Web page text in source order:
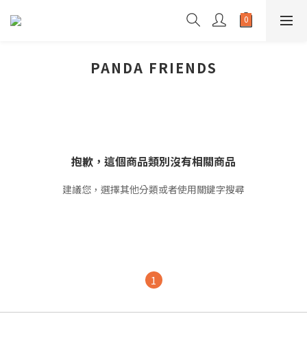
PANDA FRIENDS
抱歉，這個商品類別沒有相關商品
建議您，選擇其他分類或者使用關鍵字搜尋
1